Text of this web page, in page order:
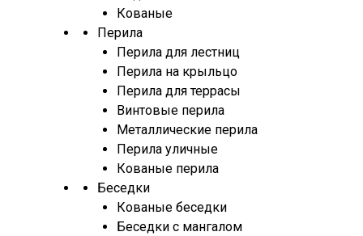
Кованые
Перила
Перила для лестниц
Перила на крыльцо
Перила для террасы
Винтовые перила
Металлические перила
Перила уличные
Кованые перила
Беседки
Кованые беседки
Беседки с мангалом